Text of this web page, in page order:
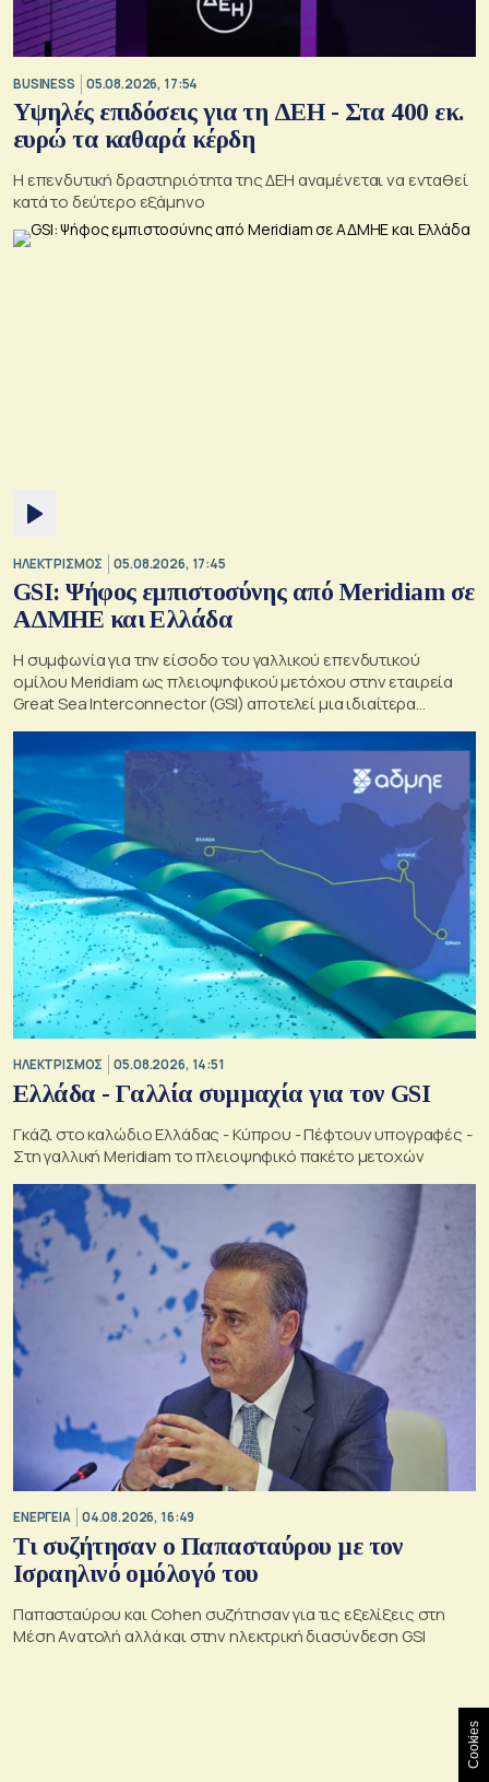
BUSINESS 05.08.2026, 17:54
Υψηλές επιδόσεις για τη ΔΕΗ - Στα 400 εκ.
ευρώ τα καθαρά κέρδη
Η επενδυτική δραστηριότητα της ΔΕΗ αναμένεται να ενταθεί
κατά το δεύτερο εξάμηνο
ΗΛΕΚΤΡΙΣΜΟΣ 05.08.2026, 17:45
GSI: Ψήφος εμπιστοσύνης από Meridiam σε
ΑΔΜΗΕ και Ελλάδα
Η συμφωνία για την είσοδο του γαλλικού επενδυτικού
ομίλου Meridiam ως πλειοψηφικού μετόχου στην εταιρεία
Great Sea Interconnector (GSI) αποτελεί μια ιδιαίτερα
ΗΛΕΚΤΡΙΣΜΟΣ 05.08.2026, 14:51
Ελλάδα - Γαλλία συμμαχία για τον GSI
Γκάζι στο καλώδιο Ελλάδας - Κύπρου - Πέφτουν υπογραφές -
Στη γαλλική Meridiam το πλειοψηφικό πακέτο μετοχών
ΕΝΕΡΓΕΙΑ 04.08.2026, 16:49
Τι συζήτησαν ο Παπασταύρου με τον
Ισραηλινό ομόλογό του
Παπασταύρου και Cohen συζήτησαν για τις εξελίξεις στη
Μέση Ανατολή αλλά και στην ηλεκτρική διασύνδεση GSI
Cookies